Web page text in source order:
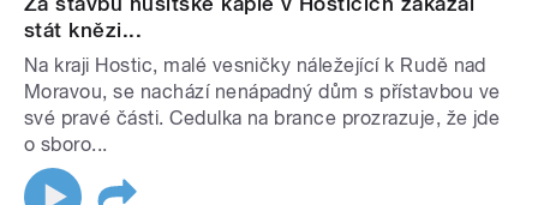
stát knězi...
Na kraji Hostic, malé vesničky náležející k Rudě nad
Moravou, se nachází nenápadný dům s přístavbou ve
své pravé části. Cedulka na brance prozrazuje, že jde
o sboro...